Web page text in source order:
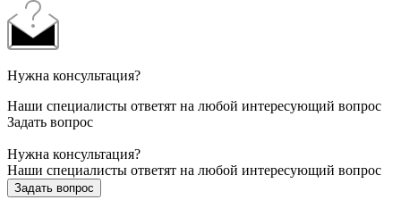
Нужна консультация?
Наши специалисты ответят на любой интересующий вопрос
Задать вопрос
Нужна консультация?
Наши специалисты ответят на любой интересующий вопрос
Задать вопрос